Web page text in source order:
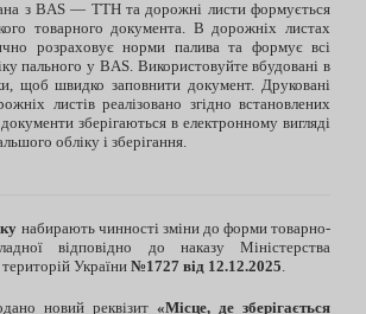
з BAS — ТТН та дорожні листи формується
товарного документа. В дорожніх листах
розраховує норми палива та формує всі
пального у BAS. Використовуйте вбудовані в
щоб швидко заповнити документ. Друковані
листів реалізовано згідно встановлених
зберігаються в електронному вигляді
обліку і зберігання.
набирають чинності зміни до форми товарно-
відповідно до наказу Міністерства
України №1727 від 12.12.2025.
новий реквізит «Місце, де зберігається